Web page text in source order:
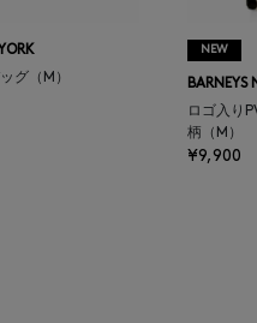
グ（M）
NEW
BARNEYS
ロゴ入り
柄（M）
¥9,900